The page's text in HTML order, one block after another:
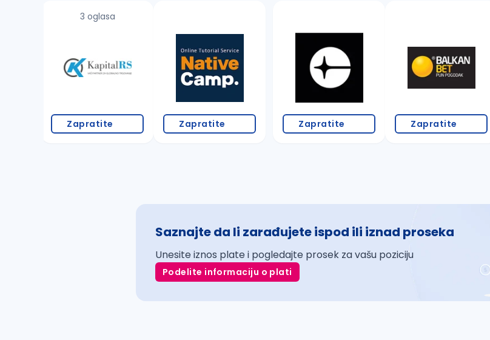
proverite pravopisne greške (koristite č, ć, š, đ, ž, dž)
povećajte radijus za odabrani grad
3 oglasa
Zapratite Zapratite Zapratite Zapratite
Saznajte da li zarađujete ispod ili iznad proseka
Unesite iznos plate i pogledajte prosek za vašu poziciju
Podelite informaciju o plati